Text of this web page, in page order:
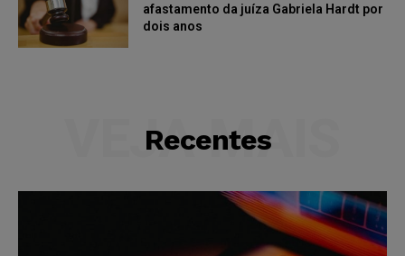
afastamento da juíza Gabriela Hardt por
dois anos
Recentes
VEJA MAIS